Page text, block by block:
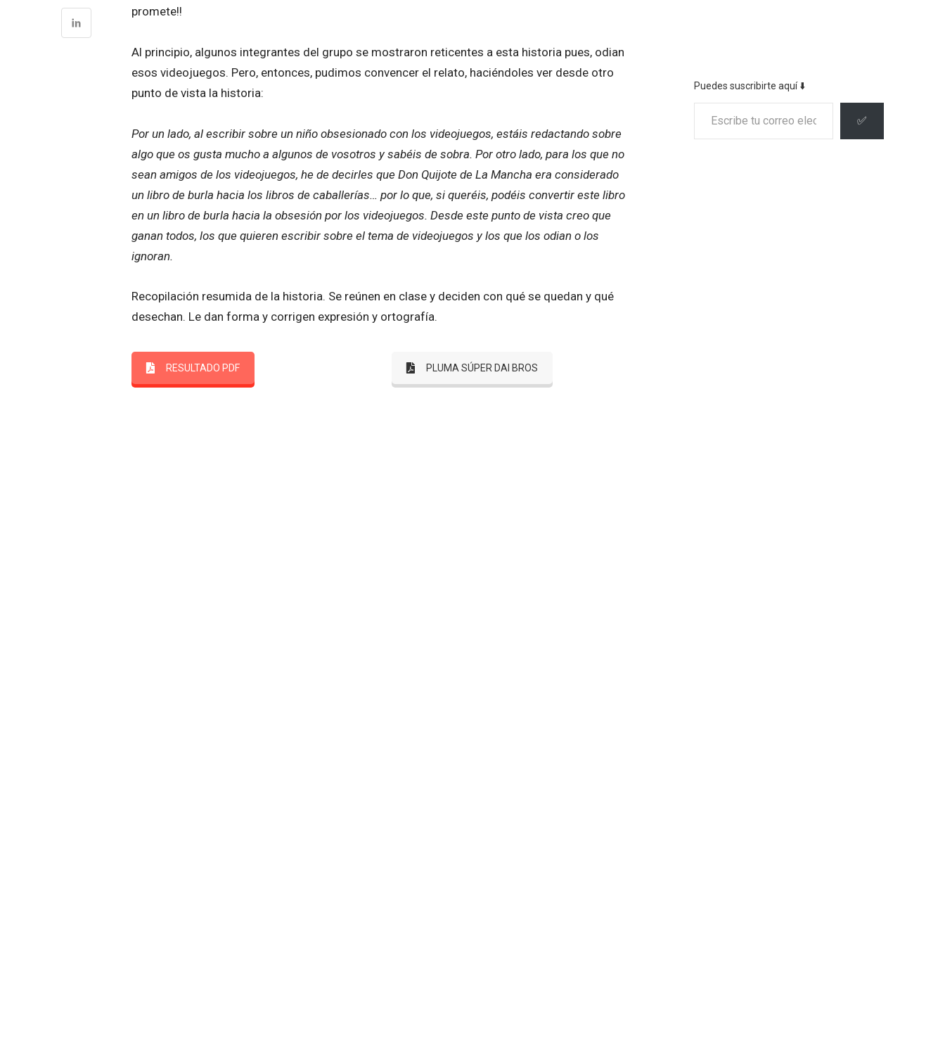
promete!!
Al principio, algunos integrantes del grupo se mostraron reticentes a esta historia pues, odian
esos videojuegos. Pero, entonces, pudimos convencer el relato, haciéndoles ver desde otro
punto de vista la historia:
Por un lado, al escribir sobre un niño obsesionado con los videojuegos, estáis redactando sobre
algo que os gusta mucho a algunos de vosotros y sabéis de sobra. Por otro lado, para los que no
sean amigos de los videojuegos, he de decirles que Don Quijote de La Mancha era considerado
un libro de burla hacia los libros de caballerías… por lo que, si queréis, podéis convertir este libro
en un libro de burla hacia la obsesión por los videojuegos. Desde este punto de vista creo que
ganan todos, los que quieren escribir sobre el tema de videojuegos y los que los odian o los
ignoran.
Recopilación resumida de la historia. Se reúnen en clase y deciden con qué se quedan y qué
desechan. Le dan forma y corrigen expresión y ortografía.
RESULTADO PDF PLUMA SÚPER DAI BROS
Puedes suscribirte aquí ⬇️
Escribe tu correo electrónico…
✅